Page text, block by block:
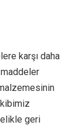
karşı daha
geri